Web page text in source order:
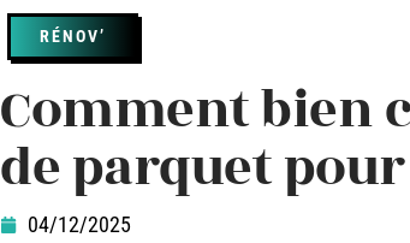
RÉNOV’
Comment bien
de parquet
04/12/2025